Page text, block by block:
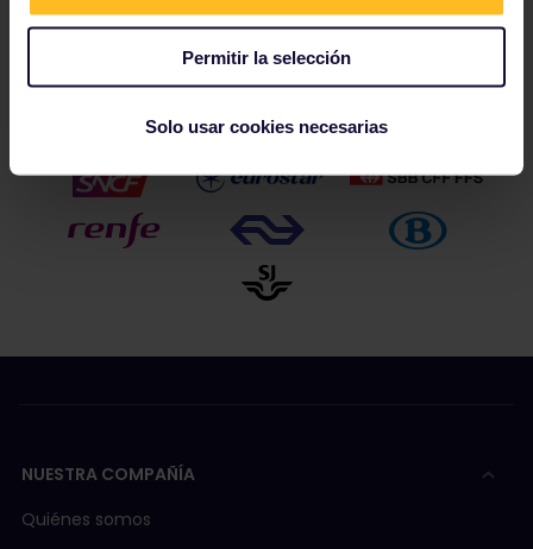
Permitir la selección
Solo usar cookies necesarias
Nuestros socios incluyen
NUESTRA COMPAÑÍA
Quiénes somos